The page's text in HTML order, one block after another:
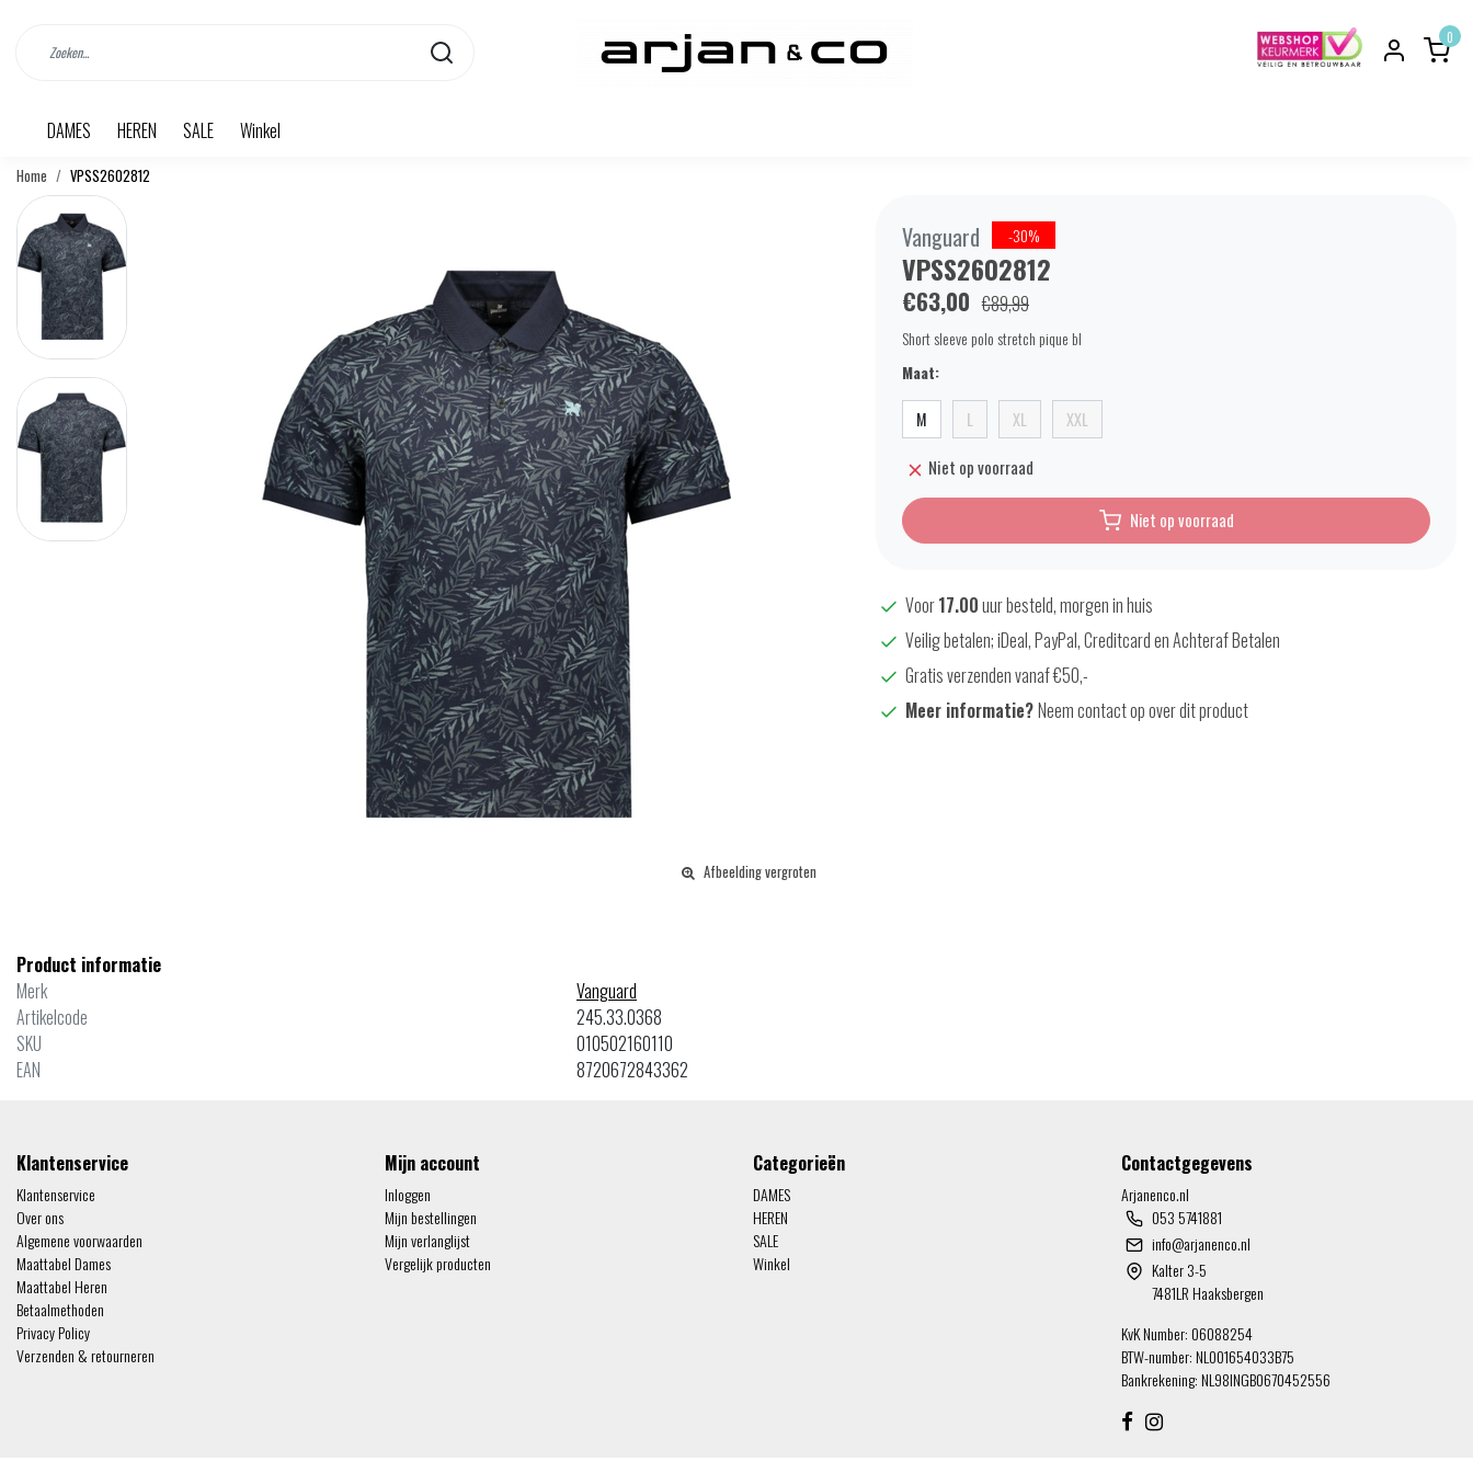
0
DAMES HEREN SALE Winkel
Home VPSS2602812
Afbeelding vergroten
Vanguard -30%
VPSS2602812
€63,00 €89,99
Short sleeve polo stretch pique bl
Maat:
M L XL XXL
Niet op voorraad
Niet op voorraad
Voor17.00uur besteld, morgen in huis
Veilig betalen; iDeal, PayPal, Creditcard en Achteraf Betalen
Gratis verzenden vanaf €50,-
Meer informatie?Neem contact op over dit product
Product informatie
Merk
Vanguard
Artikelcode
245.33.0368
SKU
010502160110
EAN
8720672843362
Klantenservice
Klantenservice
Over ons
Algemene voorwaarden
Maattabel Dames
Maattabel Heren
Betaalmethoden
Privacy Policy
Verzenden & retourneren
Mijn account
Inloggen
Mijn bestellingen
Mijn verlanglijst
Vergelijk producten
Categorieën
DAMES
HEREN
SALE
Winkel
Contactgegevens
Arjanenco.nl
053 5741881
info@arjanenco.nl
Kalter 3-5
7481LR Haaksbergen
KvK Number: 06088254
BTW-number: NL001654033B75
Bankrekening: NL98INGB0670452556